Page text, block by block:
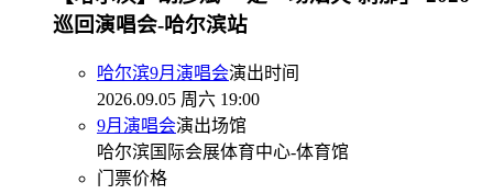
巡回演唱会-哈尔滨站
哈尔滨9月演唱会演出时间
2026.09.05 周六 19:00
9月演唱会演出场馆
哈尔滨国际会展体育中心-体育馆
门票价格